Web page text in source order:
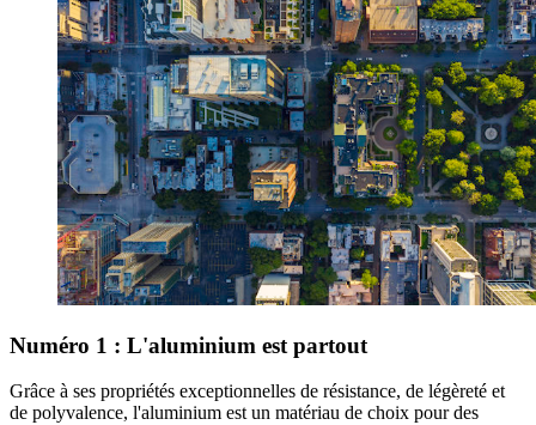
Numéro 1 : L'aluminium est partout
Grâce à ses propriétés exceptionnelles de résistance, de légèreté et
de polyvalence, l'aluminium est un matériau de choix pour des